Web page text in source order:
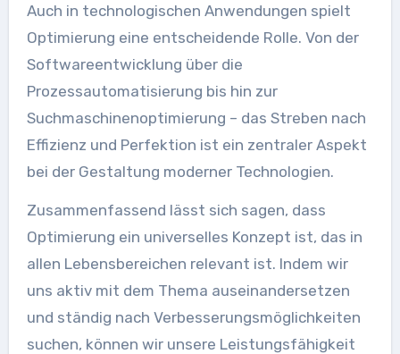
Auch in technologischen Anwendungen spielt
Optimierung eine entscheidende Rolle. Von der
Softwareentwicklung über die
Prozessautomatisierung bis hin zur
Suchmaschinenoptimierung – das Streben nach
Effizienz und Perfektion ist ein zentraler Aspekt
bei der Gestaltung moderner Technologien.
Zusammenfassend lässt sich sagen, dass
Optimierung ein universelles Konzept ist, das in
allen Lebensbereichen relevant ist. Indem wir
uns aktiv mit dem Thema auseinandersetzen
und ständig nach Verbesserungsmöglichkeiten
suchen, können wir unsere Leistungsfähigkeit